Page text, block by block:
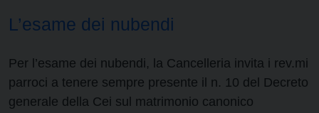
L’esame dei nubendi
Per l’esame dei nubendi, la Cancelleria invita i rev.mi
parroci a tenere sempre presente il n. 10 del Decreto
generale della Cei sul matrimonio canonico